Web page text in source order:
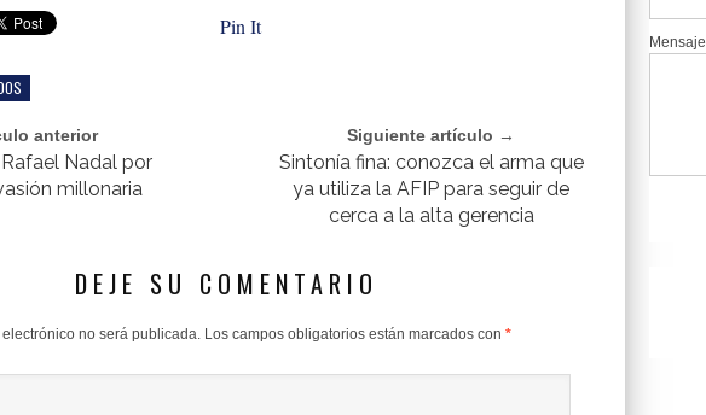
Pin It
anterior
Nadal por
millonaria
Siguiente artículo →
Sintonía fina: conozca el arma que
ya utiliza la AFIP para seguir de
cerca a la alta gerencia
DEJE SU COMENTARIO
no será publicada. Los campos obligatorios están marcados con *
Mensaje